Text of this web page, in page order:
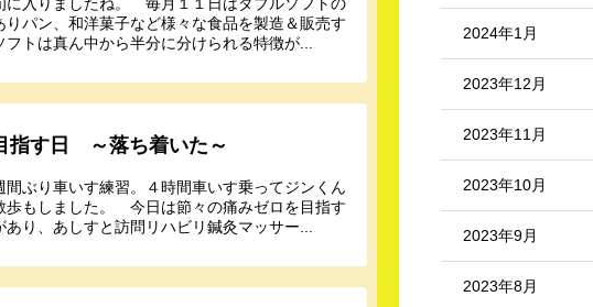
パン、和洋菓子など様々な食品を製造＆販売す
トは真ん中から半分に分けられる特徴が...
指す日 ～落ち着いた～
ぶり車いす練習。４時間車いす乗ってジンくん
歩もしました。 今日は節々の痛みゼロを目指す
り、あしすと訪問リハビリ鍼灸マッサー...
2024年1月
2023年12月
2023年11月
2023年10月
2023年9月
2023年8月